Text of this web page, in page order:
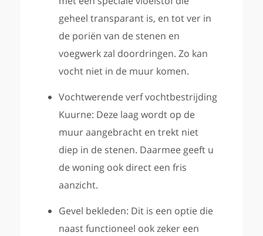
geheel transparant is, en tot ver in
de poriën van de stenen en
voegwerk zal doordringen. Zo kan
vocht niet in de muur komen.
Vochtwerende verf vochtbestrijding
Kuurne: Deze laag wordt op de
muur aangebracht en trekt niet
diep in de stenen. Daarmee geeft u
de woning ook direct een fris
aanzicht.
Gevel bekleden: Dit is een optie die
naast functioneel ook zeker een